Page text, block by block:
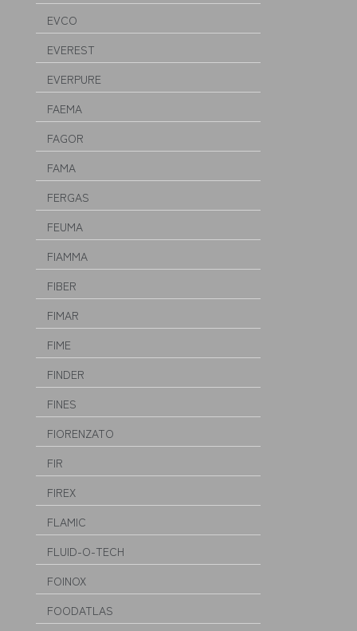
EVCO
EVEREST
EVERPURE
FAEMA
FAGOR
FAMA
FERGAS
FEUMA
FIAMMA
FIBER
FIMAR
FIME
FINDER
FINES
FIORENZATO
FIR
FIREX
FLAMIC
FLUID-O-TECH
FOINOX
FOODATLAS